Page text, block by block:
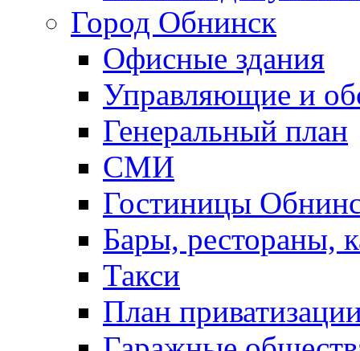
Город Обнинск
Офисные здания
Управляющие и
Генеральный план
СМИ
Гостиницы
Бары, рестораны,
Такси
План